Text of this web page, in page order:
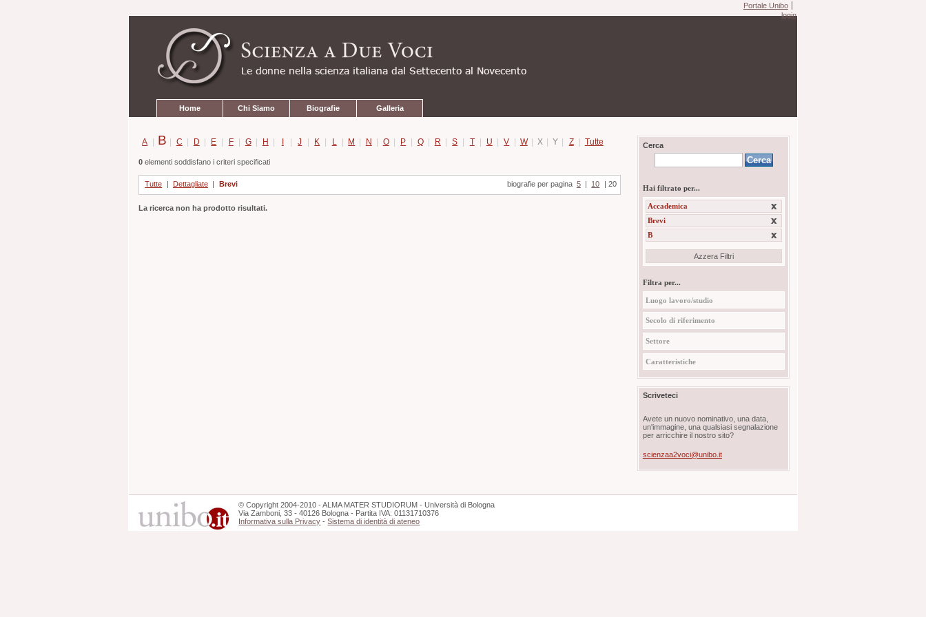
contenuti.
navigazione
Portale Unibo
login
Home Chi Siamo Biografie Galleria
A | B | C | D | E | F | G | H | I | J | K | L | M | N | O | P | Q | R | S | T | U | V | W | X | Y | Z | Tutte
0elementi soddisfano i criteri specificati
Tutte Dettagliate Brevi biografie per pagina 5 10 20
La ricerca non ha prodotto risultati.
Cerca
Hai filtrato per...
Accademica
Brevi
B
Azzera Filtri
Filtra per...
Luogo lavoro/studio
Secolo di riferimento
Settore
Caratteristiche
Scriveteci
Avete un nuovo nominativo, una data,
un'immagine, una qualsiasi segnalazione
per arricchire il nostro sito?
scienzaa2voci@unibo.it
©Copyright 2004-2010 - ALMA MATER STUDIORUM - Università di Bologna
Via Zamboni, 33 - 40126 Bologna - Partita IVA: 01131710376
Informativa sulla Privacy -Sistema di identità di ateneo